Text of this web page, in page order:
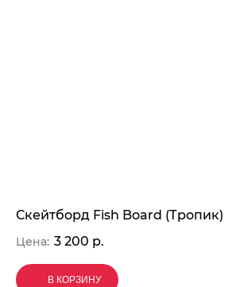
Скейтборд Fish Board (Тропик)
Цена: 3 200 р.
В КОРЗИНУ
В КОРЗИНУ
В КОРЗИНУ